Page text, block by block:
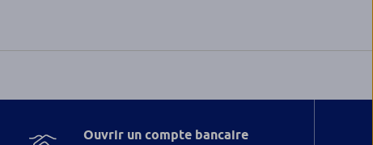
Ouvrir un compte bancaire